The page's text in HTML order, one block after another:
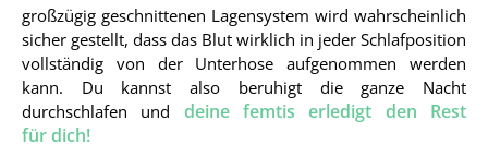
großzügig geschnittenen Lagensystem wird wahrscheinlich
sicher gestellt, dass das Blut wirklich in jeder Schlafposition
vollständig von der Unterhose aufgenommen werden
kann. Du kannst also beruhigt die ganze Nacht
durchschlafen und deine femtis erledigt den Rest
für dich!